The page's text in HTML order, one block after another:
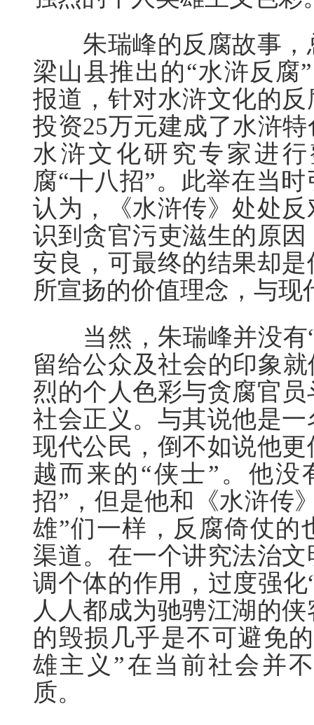
朱瑞峰的反腐故事，
梁山县推出的“水浒反腐
报道，针对水浒文化的
投资25万元建成了水浒
水浒文化研究专家进
腐“十八招”。此举在当
认为，《水浒传》处处
识到贪官污吏滋生的原
安良，可最终的结果却
所宣扬的价值理念，与
当然，朱瑞峰并没有“
留给公众及社会的印象
烈的个人色彩与贪腐官
社会正义。与其说他是
现代公民，倒不如说他
越而来的“侠士”。他没
招”，但是他和《水浒传
雄”们一样，反腐倚仗的
渠道。在一个讲究法治
调个体的作用，过度强
人人都成为驰骋江湖的
的毁损几乎是不可避免
雄主义”在当前社会并
质。